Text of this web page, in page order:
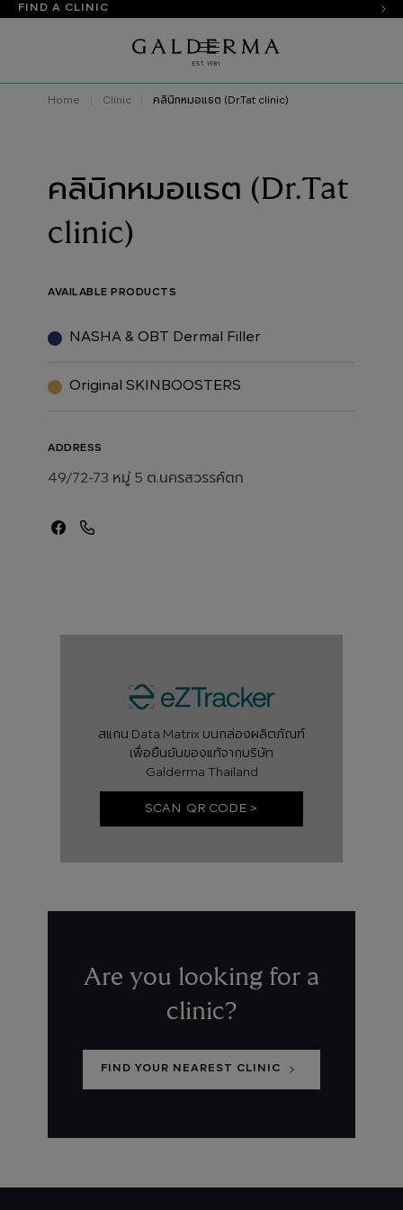
FIND A CLINIC
Home Clinic คลินิกหมอแธต (Dr.Tat clinic)
คลินิกหมอแธต (Dr.Tat
clinic)
AVAILABLE PRODUCTS
NASHA & OBT Dermal Filler
Original SKINBOOSTERS
ADDRESS
49/72-73 หมู่ 5 ต.นครสวรรค์ตก
สแกน Data Matrix บนกล่องผลิตภัณฑ์
เพื่อยืนยันของแท้จากบริษัท
Galderma Thailand
SCAN QR CODE >
Are you looking for a
clinic?
FIND YOUR NEAREST CLINIC